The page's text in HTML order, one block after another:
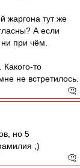
жаргона тут же
А если
при чём.
то
не встретилось.
но 5
;)